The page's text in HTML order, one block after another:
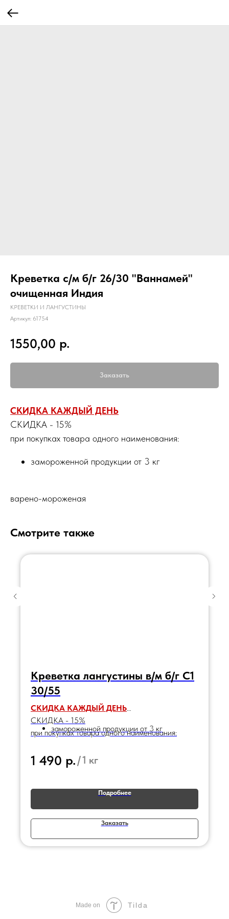
Креветка с/м б/г 26/30 "Ваннамей"
очищенная Индия
КРЕВЕТКИ И ЛАНГУСТИНЫ
Артикул: 61754
1550,00 р.
Заказать
СКИДКА КАЖДЫЙ ДЕНЬ
СКИДКА - 15%
при покупках товара одного наименования:
замороженной продукции от 3 кг
варено-мороженая
Смотрите также
Креветка лангустины в/м б/г С1
30/55
СКИДКА КАЖДЫЙ ДЕНЬ
СКИДКА - 15%
при покупках товара одного наименования:
замороженной продукции от 3 кг
1 490 р. /1 кг
Подробнее
Заказать
Made on Tilda